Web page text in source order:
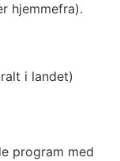
hjemmefra).
i landet)
program med